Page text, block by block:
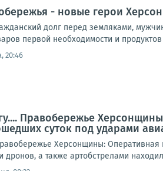
- новые герои
долг перед земляками,
первой необходимости и
20:46
Правобережье
суток под ударами
Херсонщины:
дронов, а также артобстрелами